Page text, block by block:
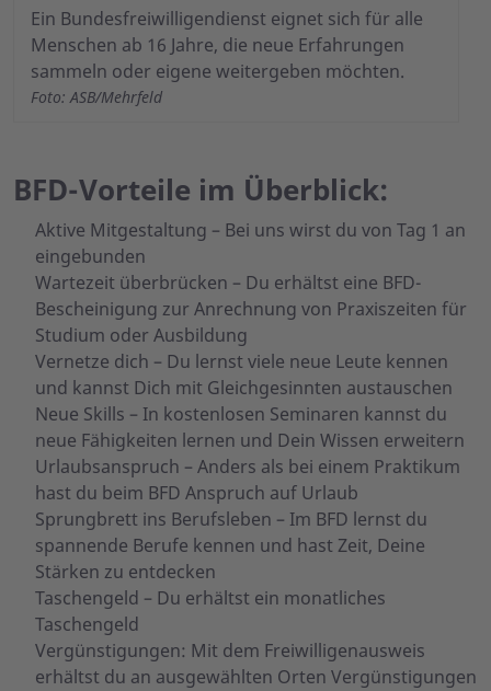
Ein Bundesfreiwilligendienst eignet sich für alle
Menschen ab 16 Jahre, die neue Erfahrungen
sammeln oder eigene weitergeben möchten.
Foto: ASB/Mehrfeld
BFD-Vorteile im Überblick:
Aktive Mitgestaltung – Bei uns wirst du von Tag 1 an
eingebunden
Wartezeit überbrücken – Du erhältst eine BFD-
Bescheinigung zur Anrechnung von Praxiszeiten für
Studium oder Ausbildung
Vernetze dich – Du lernst viele neue Leute kennen
und kannst Dich mit Gleichgesinnten austauschen
Neue Skills – In kostenlosen Seminaren kannst du
neue Fähigkeiten lernen und Dein Wissen erweitern
Urlaubsanspruch – Anders als bei einem Praktikum
hast du beim BFD Anspruch auf Urlaub
Sprungbrett ins Berufsleben – Im BFD lernst du
spannende Berufe kennen und hast Zeit, Deine
Stärken zu entdecken
Taschengeld – Du erhältst ein monatliches
Taschengeld
​​​​​​​Vergünstigungen: Mit dem Freiwilligenausweis
erhältst du an ausgewählten Orten Vergünstigungen